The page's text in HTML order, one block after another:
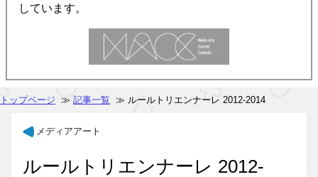
しています。
トップページ ≫ 記事一覧 ≫ ルールトリエンナーレ 2012-2014
メディアアート
ルールトリエンナーレ 2012-